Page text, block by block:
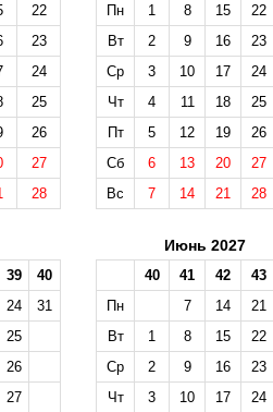
22
23
24
25
26
27
28
Пн
1 8 15 22
Вт
2 9 16 23
Ср
3 10 17 24
Чт
4 11 18
25
Пт
5 12 19
26
Сб
6 13 20
27
Вс
7 14 21 28
39
40
24
31
25
26
27
Июнь 2027
40 41 42 43
Пн
7 14 21
Вт
1 8 15 22
Ср
2 9 16 23
Чт
3 10 17 24